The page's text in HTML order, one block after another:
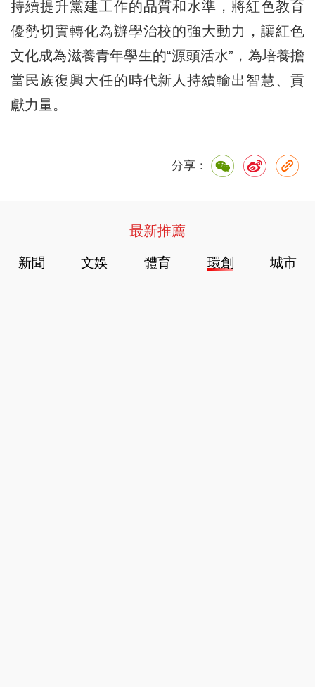
持續提升黨建工作的品質和水準，將紅色教育
優勢切實轉化為辦學治校的強大動力，讓紅色
文化成為滋養青年學生的“源頭活水”，為培養擔
當民族復興大任的時代新人持續輸出智慧、貢
獻力量。
分享：
最新推薦
新聞 文娛 體育 環創 城市